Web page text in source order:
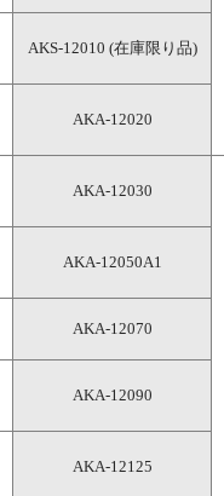
AKS-12010 (在庫限り品)
AKA-12020
AKA-12030
AKA-12050A1
AKA-12070
AKA-12090
AKA-12125